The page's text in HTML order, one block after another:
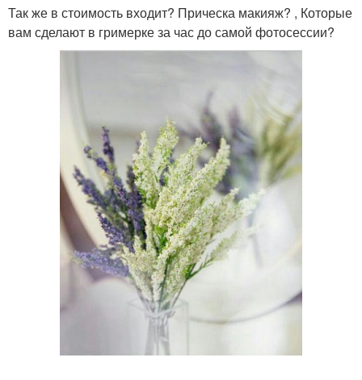
Так же в стоимость входит? Прическа макияж? , Которые
вам сделают в гримерке за час до самой фотосессии?